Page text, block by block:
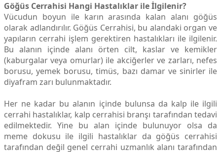
Göğüs Cerrahisi Hangi Hastalıklar ile İlgilenir?
Vücudun boyun ile karın arasında kalan alanı göğüs
olarak adlandırılır. Göğüs Cerrahisi, bu alandaki organ ve
yapıların cerrahi işlem gerektiren hastalıkları ile ilgilenir.
Bu alanın içinde alanı örten cilt, kaslar ve kemikler
(kaburgalar veya omurlar) ile akciğerler ve zarları, nefes
borusu, yemek borusu, timüs, bazı damar ve sinirler ile
diyafram zarı bulunmaktadır.
Her ne kadar bu alanın içinde bulunsa da kalp ile ilgili
cerrahi hastalıklar, kalp cerrahisi branşı tarafından tedavi
edilmektedir. Yine bu alan içinde bulunuyor olsa da
meme dokusu ile ilgili hastalıklar da göğüs cerrahisi
tarafından değil genel cerrahi uzmanlık alanı tarafından